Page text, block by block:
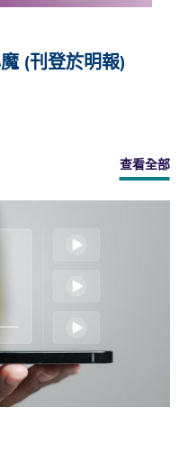
(刊登於明報)
查看全部